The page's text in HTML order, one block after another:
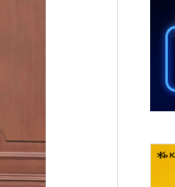
美·日 환율공조에 유럽 패싱… '유
구리값 사상 최고치…'닥터 코퍼'가
에어프레미아, 호치민 노선 재개
국민통합위, 정치 다양성 제고 특
티엠씨, 220억원 규모 美 전력 케이